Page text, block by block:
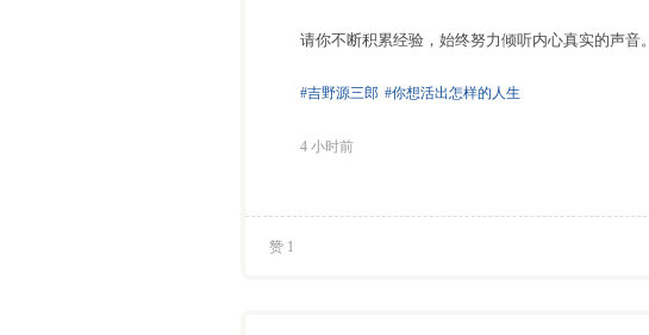
请你不断积累经验，始终努力倾听内心真实的声音。
#吉野源三郎 #你想活出怎样的人生
4 小时前
赞 1